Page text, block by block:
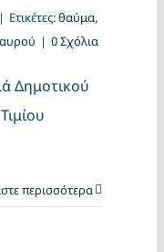
| Ετικέτες:θαύμα,
| 0 Σχόλια
Δημοτικού
περισσότερα